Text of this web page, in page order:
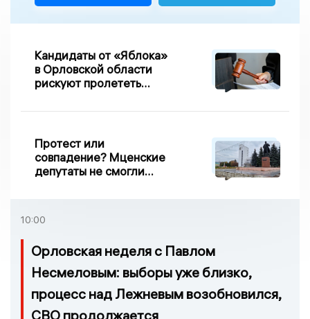
Кандидаты от «Яблока»
в Орловской области
рискуют пролететь
Протест или
совпадение? Мценские
депутаты не смогли
10:00
Орловская неделя с Павлом
Несмеловым: выборы уже близко,
процесс над Лежневым возобновился,
СВО продолжается